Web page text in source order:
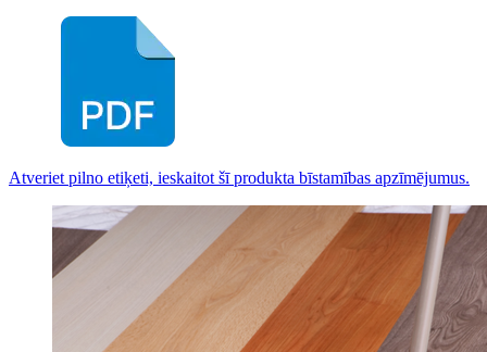
Atveriet pilno etiķeti, ieskaitot šī produkta bīstamības apzīmējumus.